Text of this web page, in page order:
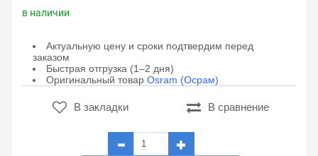
в наличии
Актуальную цену и сроки подтвердим перед
заказом
Быстрая отгрузка (1–2 дня)
Оригинальный товар Osram (Осрам)
В закладки В сравнение